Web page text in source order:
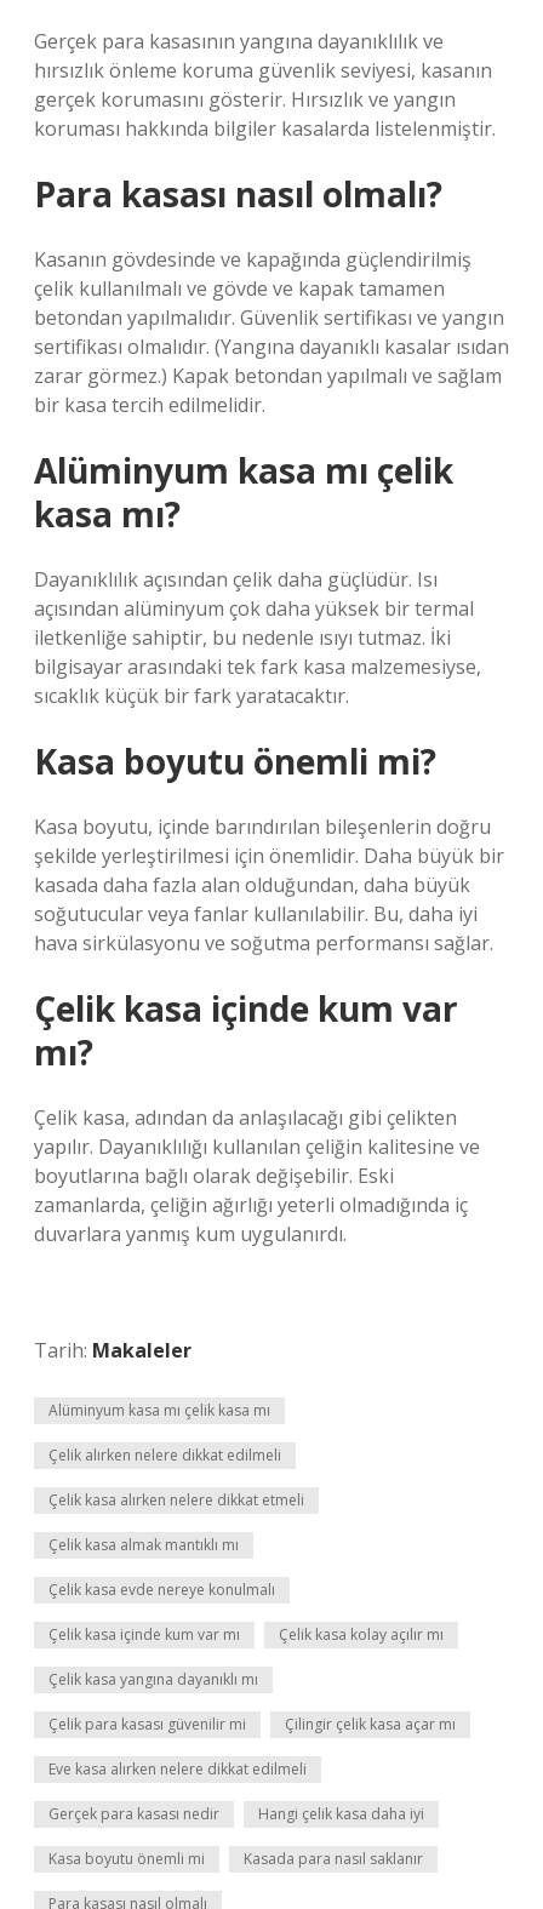
Gerçek para kasasının yangına dayanıklılık ve
hırsızlık önleme koruma güvenlik seviyesi, kasanın
gerçek korumasını gösterir. Hırsızlık ve yangın
koruması hakkında bilgiler kasalarda listelenmiştir.
Para kasası nasıl olmalı?
Kasanın gövdesinde ve kapağında güçlendirilmiş
çelik kullanılmalı ve gövde ve kapak tamamen
betondan yapılmalıdır. Güvenlik sertifikası ve yangın
sertifikası olmalıdır. (Yangına dayanıklı kasalar ısıdan
zarar görmez.) Kapak betondan yapılmalı ve sağlam
bir kasa tercih edilmelidir.
Alüminyum kasa mı çelik
kasa mı?
Dayanıklılık açısından çelik daha güçlüdür. Isı
açısından alüminyum çok daha yüksek bir termal
iletkenliğe sahiptir, bu nedenle ısıyı tutmaz. İki
bilgisayar arasındaki tek fark kasa malzemesiyse,
sıcaklık küçük bir fark yaratacaktır.
Kasa boyutu önemli mi?
Kasa boyutu, içinde barındırılan bileşenlerin doğru
şekilde yerleştirilmesi için önemlidir. Daha büyük bir
kasada daha fazla alan olduğundan, daha büyük
soğutucular veya fanlar kullanılabilir. Bu, daha iyi
hava sirkülasyonu ve soğutma performansı sağlar.
Çelik kasa içinde kum var
mı?
Çelik kasa, adından da anlaşılacağı gibi çelikten
yapılır. Dayanıklılığı kullanılan çeliğin kalitesine ve
boyutlarına bağlı olarak değişebilir. Eski
zamanlarda, çeliğin ağırlığı yeterli olmadığında iç
duvarlara yanmış kum uygulanırdı.
Tarih: Makaleler
Alüminyum kasa mı çelik kasa mı
Çelik alırken nelere dikkat edilmeli
Çelik kasa alırken nelere dikkat etmeli
Çelik kasa almak mantıklı mı
Çelik kasa evde nereye konulmalı
Çelik kasa içinde kum var mı Çelik kasa kolay açılır mı
Çelik kasa yangına dayanıklı mı
Çelik para kasası güvenilir mi Çilingir çelik kasa açar mı
Eve kasa alırken nelere dikkat edilmeli
Gerçek para kasası nedir Hangi çelik kasa daha iyi
Kasa boyutu önemli mi Kasada para nasıl saklanır
Para kasası nasıl olmalı